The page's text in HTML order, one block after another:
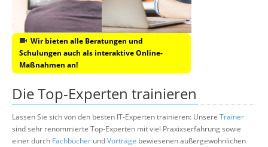
Wir bieten alle Beratungen und
Schulungen auch als interaktive Online-
Maßnahmen an!
Die Top-Experten trainieren
Lassen Sie sich von den besten IT-Experten trainieren: Unsere Trainer
sind sehr renommierte Top-Experten mit viel Praxixserfahrung sowie
einer durch Fachbücher undVorträge bewiesenen außergewöhnlichen